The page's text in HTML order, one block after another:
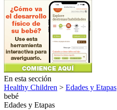
En esta sección
Healthy Children > Edades y Etapas
bebé
Edades y Etapas